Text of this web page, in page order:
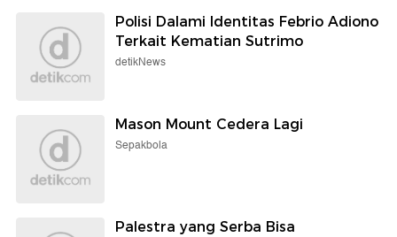
Polisi Dalami Identitas Febrio Adiono
Terkait Kematian Sutrimo
detikNews
Mason Mount Cedera Lagi
Sepakbola
Palestra yang Serba Bisa